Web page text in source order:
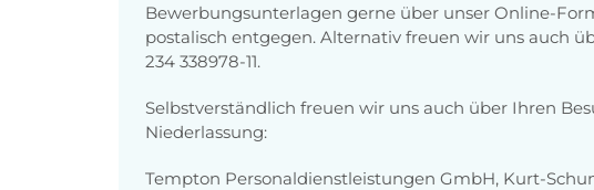
Bewerbungsunterlagen gerne über unser Online-
postalisch entgegen. Alternativ freuen wir uns auch
234 338978-11.
Selbstverständlich freuen wir uns auch über Ihren
Niederlassung:
Tempton Personaldienstleistungen GmbH, Kurt-